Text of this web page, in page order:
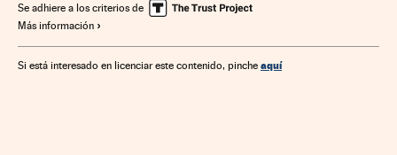
Se adhiere a los criterios de
Más información
Si está interesado en licenciar este contenido, pinche aquí